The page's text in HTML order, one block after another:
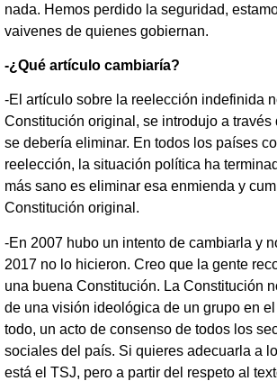
nada. Hemos perdido la seguridad,
vaivenes de quienes gobiernan.
-¿Qué artículo cambiaría?
-El artículo sobre la reelección indefinida
Constitución original, se introdujo a través
se debería eliminar. En todos los países
reelección, la situación política ha
más sano es eliminar esa enmienda y
Constitución original.
-En 2007 hubo un intento de cambiarla y
2017 no lo hicieron. Creo que la gente
una buena Constitución. La Constitución
de una visión ideológica de un grupo en
todo, un acto de consenso de todos los
sociales del país. Si quieres adecuarla a
está el TSJ, pero a partir del respeto al